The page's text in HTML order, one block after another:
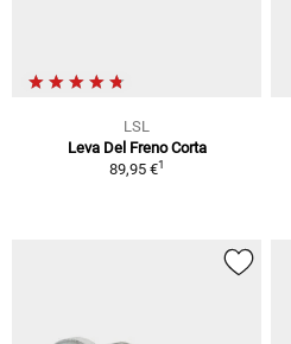
LSL
Leva Del Freno Corta
89,95 €1